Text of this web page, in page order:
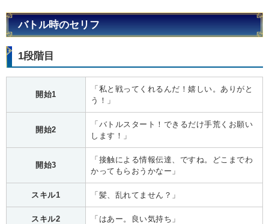
バトル時のセリフ
1段階目
開始1
「私と戦ってくれるんだ！嬉しい。ありがと
う！」
開始2
「バトルスタート！できるだけ手荒くお願い
します！」
開始3
「接触による情報伝達、ですね。どこまでわ
かってもらおうかなー」
スキル1 「髪、乱れてません？」
スキル2 「はあー。良い気持ち」